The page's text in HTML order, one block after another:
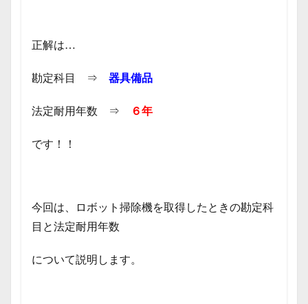
正解は…
勘定科目 ⇒ 器具備品
法定耐用年数 ⇒ ６年
です！！
今回は、ロボット掃除機を取得したときの勘定科
目と法定耐用年数
について説明します。